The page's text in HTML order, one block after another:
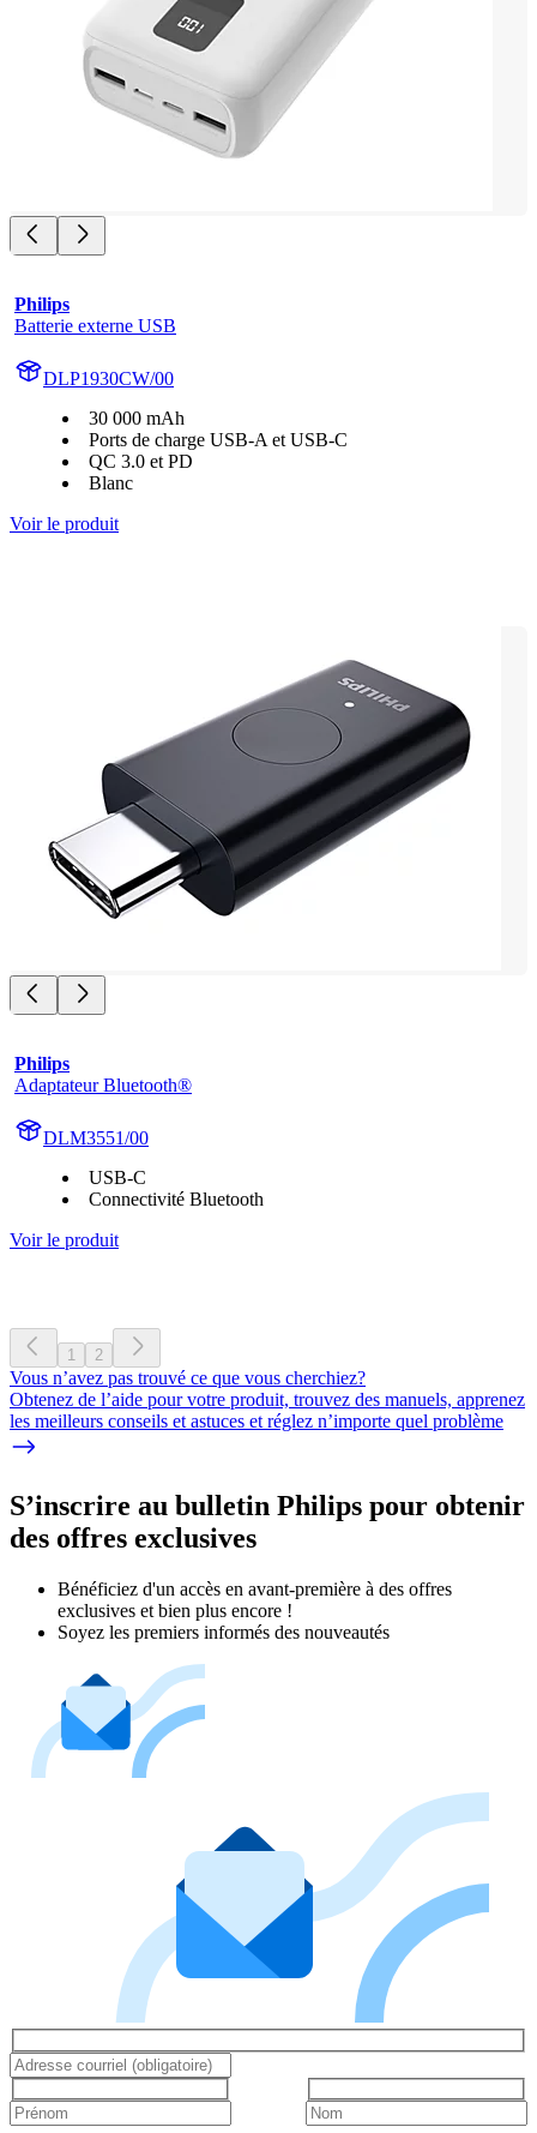
Philips
Batterie externe USB
DLP1930CW/00
30 000 mAh
Ports de charge USB-A et USB-C
QC 3.0 et PD
Blanc
Voir le produit
Philips
Adaptateur Bluetooth®
DLM3551/00
USB-C
Connectivité Bluetooth
Voir le produit
1 2
Vous n’avez pas trouvé ce que vous cherchiez?
Obtenez de l’aide pour votre produit, trouvez des manuels, apprenez
les meilleurs conseils et astuces et réglez n’importe quel problème
S’inscrire au bulletin Philips pour obtenir
des offres exclusives
Bénéficiez d'un accès en avant-première à des offres
exclusives et bien plus encore !
Soyez les premiers informés des nouveautés